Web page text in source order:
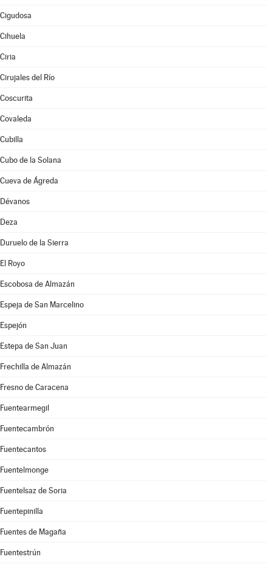
Cigudosa
Cihuela
Ciria
Cirujales del Río
Coscurita
Covaleda
Cubilla
Cubo de la Solana
Cueva de Ágreda
Dévanos
Deza
Duruelo de la Sierra
El Royo
Escobosa de Almazán
Espeja de San Marcelino
Espejón
Estepa de San Juan
Frechilla de Almazán
Fresno de Caracena
Fuentearmegil
Fuentecambrón
Fuentecantos
Fuentelmonge
Fuentelsaz de Soria
Fuentepinilla
Fuentes de Magaña
Fuentestrún